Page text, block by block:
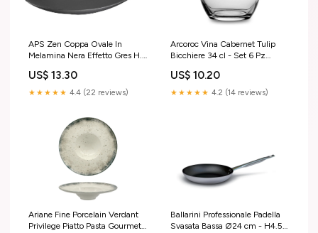
APS Zen Coppa Ovale In
Melamina Nera Effetto Gres H.5
Gries Deco
US$ 13.30
★★★★★ 4.4 (22 reviews)
Arcoroc Vina Cabernet Tulip
Bicchiere 34 cl - Set 6 Pz
US$ 10.20
★★★★★ 4.2 (14 reviews)
Ariane Fine Porcelain Verdant
Privilege Piatto Pasta Gourmet
Ballarini Professionale Padella
Svasata Bassa Ø24 cm - H4.5